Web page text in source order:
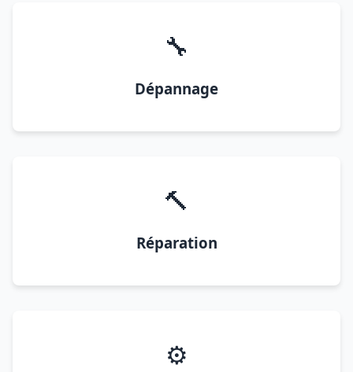
🔧
Dépannage
🔨
Réparation
⚙️